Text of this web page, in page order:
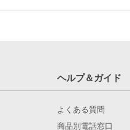
ヘルプ＆ガイド
よくある質問
商品別電話窓口